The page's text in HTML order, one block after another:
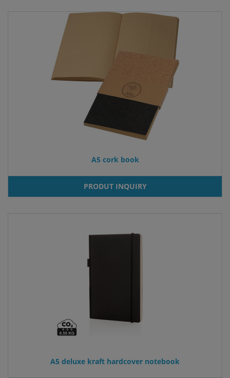
A5 cork book
PRODUT INQUIRY
A5 deluxe kraft hardcover notebook